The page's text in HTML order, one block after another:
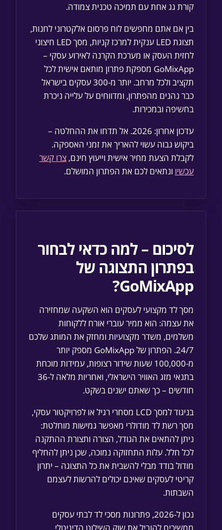
קורת גג אחת עם תמיכה טכנית צמודה.
בין אם אתם מחפשים לוח פרסום אלקטרוני לחנות,
תצוגת LED ענקית למרכז קניות, מסך LED חיצוני
לחזית העסק או מערכת הקרנה לאירוע עסקי –
GoMixApp מספקת פתרון מותאם אישית לכל
תקציב ולכל מרחב. יותר מ-300 עסקים בישראל
כבר נהנים מהפתרון, ומדווחים על עלייה ניכרת
בחשיפה ובמכירות.
עדכון אחרון: 2026. אל תדחו את ההחלטה –
ביקוש גבוה עשוי להאריך את זמני האספקה.
לקבלת הצעת מחיר אישית וייעוץ חינם, צרו קשר
עכשיו ונתאים לכם את הפתרון המושלם.
לסיכום – למה כדאי לבחור
בפתרון התצוגה של
GoMixApp?
מסך לד מקצועי לעסקים הוא השקעה שמחזירה
את עצמה: הוא ממיר עוברי אורח ללקוחות
משלמים, משדר מקצועיות ומחזק את המותג שלכם
24/7. הפתרון של GoMixApp מספק יותר
מ-100,000 שעות שידור רצופות, עמידות מוכחת
בתנאי מזג האוויר הישראלי, ואחריות מלאה ל-36
חודשים – כך שאתם ישנים בשקט.
בניגוד למסך LCD מסחרי רגיל או לפרויקטור עסקי,
מסך רשת לד מודולרי מאפשר גמישות מוחלטת:
ניתן להתאים את הגודל, הצורה ותצורת ההתקנה
לכל חלל. עלות התחזוקה נמוכה, שכן ניתן להחליף
מודול בודד מבלי להשבית את כל התצוגה – יתרון
קריטי לעסקים שאינם יכולים להרשות לעצמם
השבתות.
נכון ל-2026, פתרונות מסכי לד לבתי עסקים